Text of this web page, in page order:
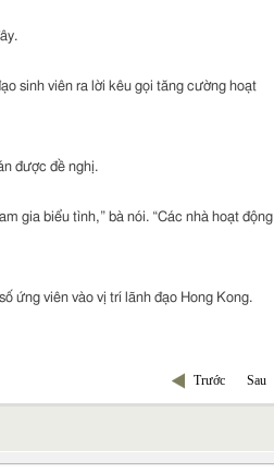
sinh viên ra lời kêu gọi tăng cường hoạt
được đề nghị.
gia biểu tình,” bà nói. “Các nhà hoạt động
ứng viên vào vị trí lãnh đạo Hong Kong.
Trước Sau